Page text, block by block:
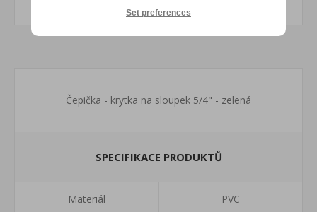
Čepička - krytka na sloupek 5/4" - zelená
SPECIFIKACE PRODUKTŮ
Materiál PVC
Set preferences